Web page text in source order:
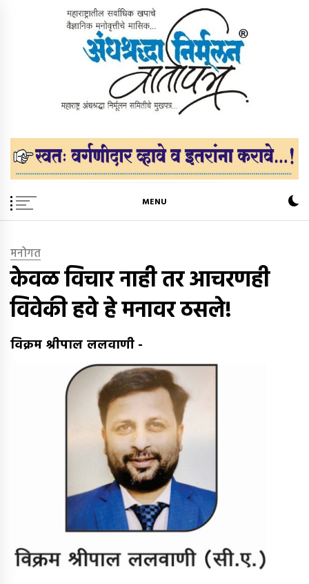
अंधश्रद्धा निर्मूलन वार्तापत्र ®
MENU
मनोगत
केवळ विचार नाही तर आचरणही
विवेकी हवे हे मनावर ठसले!
विक्रम श्रीपाल ललवाणी-